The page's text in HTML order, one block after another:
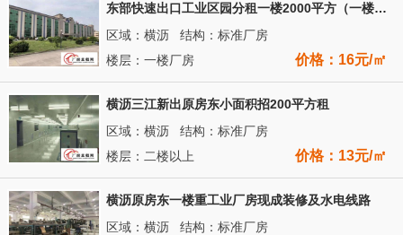
东部快速出口工业区园分租一楼2000平方（一楼高度6.5米）
区域：横沥 结构：标准厂房
楼层：一楼厂房
价格：16元/㎡
横沥三江新出原房东小面积招200平方租
区域：横沥 结构：标准厂房
楼层：二楼以上
价格：13元/㎡
横沥原房东一楼重工业厂房现成装修及水电线路
区域：横沥 结构：标准厂房